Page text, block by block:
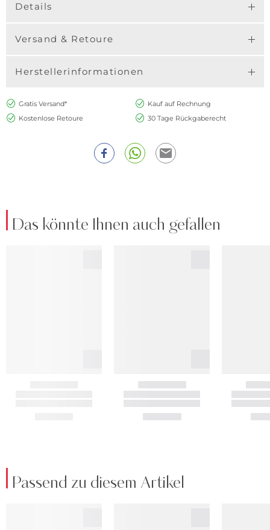
Details
Versand & Retoure
Herstellerinformationen
Gratis Versand*
Kauf auf Rechnung
Kostenlose Retoure
30 Tage Rückgaberecht
Das könnte Ihnen auch gefallen
Passend zu diesem Artikel